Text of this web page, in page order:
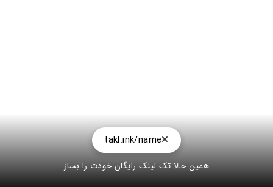
takl.ink/name
همین حالا تک لینک رایگان خودت را بساز